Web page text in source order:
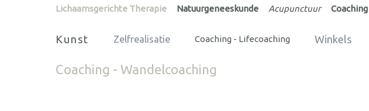
Lichaamsgerichte Therapie Natuurgeneeskunde Acupunctuur
Kunst Zelfrealisatie Coaching - Lifecoaching Winkels
Coaching - Wandelcoaching